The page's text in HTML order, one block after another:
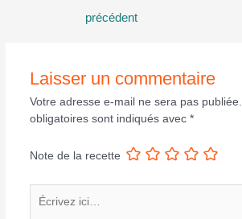
précédent
Laisser un commentaire
Votre adresse e-mail ne sera pas publiée.
obligatoires sont indiqués avec *
Note de la recette
ici…